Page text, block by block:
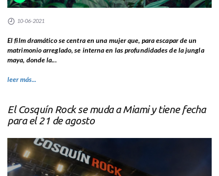
10-06-2021
El film dramático se centra en una mujer que, para escapar de un
matrimonio arreglado, se interna en las profundidades de la jungla
maya, donde la...
leer más...
El Cosquín Rock se muda a Miami y tiene fecha
para el 21 de agosto